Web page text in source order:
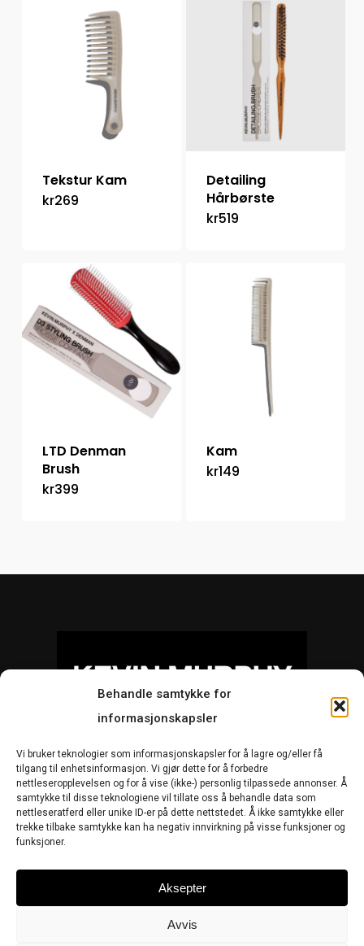
Behandle samtykke for
informasjonskapsler
Vi bruker teknologier som informasjonskapsler for å lagre og/eller få
tilgang til enhetsinformasjon. Vi gjør dette for å forbedre
nettleseropplevelsen og for å vise (ikke-) personlig tilpassede annonser. Å
samtykke til disse teknologiene vil tillate oss å behandle data som
nettleseratferd eller unike ID-er på dette nettstedet. Å ikke samtykke eller
trekke tilbake samtykke kan ha negativ innvirkning på visse funksjoner og
funksjoner.
Aksepter
Avvis
Tekstur Kam
kr269
Detailing
Hårbørste
kr519
LTD Denman
Brush
kr399
Kam
kr149
Salgsbetingelser
Bytte og retur
Om Kevin
Kontakt
Cookie-erklæring (EU)
plus